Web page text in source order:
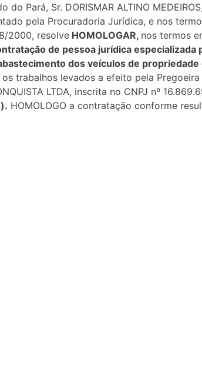
Pará, Sr. DORISMAR ALTINO
pela Procuradoria Jurídica, e nos
2000, resolve HOMOLOGAR, nos termos
de pessoa jurídica
dos veículos de propriedade
trabalhos levados a efeito pela
LTDA, inscrita no CNPJ nº
HOMOLOGO a contratação conforme